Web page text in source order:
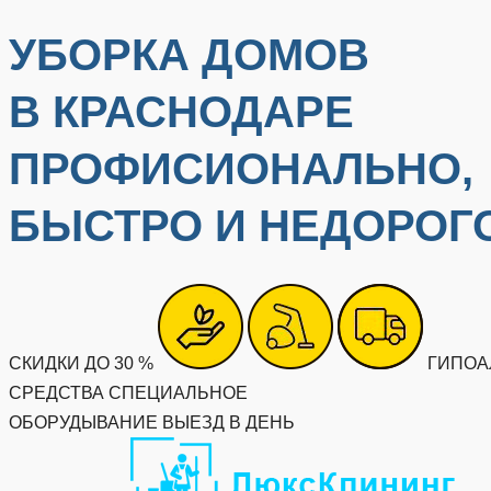
УБОРКА ДОМОВ
В КРАСНОДАРЕ
ПРОФИСИОНАЛЬНО,
БЫСТРО И
СКИДКИ ДО 30 %
СРЕДСТВА СПЕЦИАЛЬНОЕ
ОБОРУДЫВАНИЕ ВЫЕЗД В ДЕНЬ